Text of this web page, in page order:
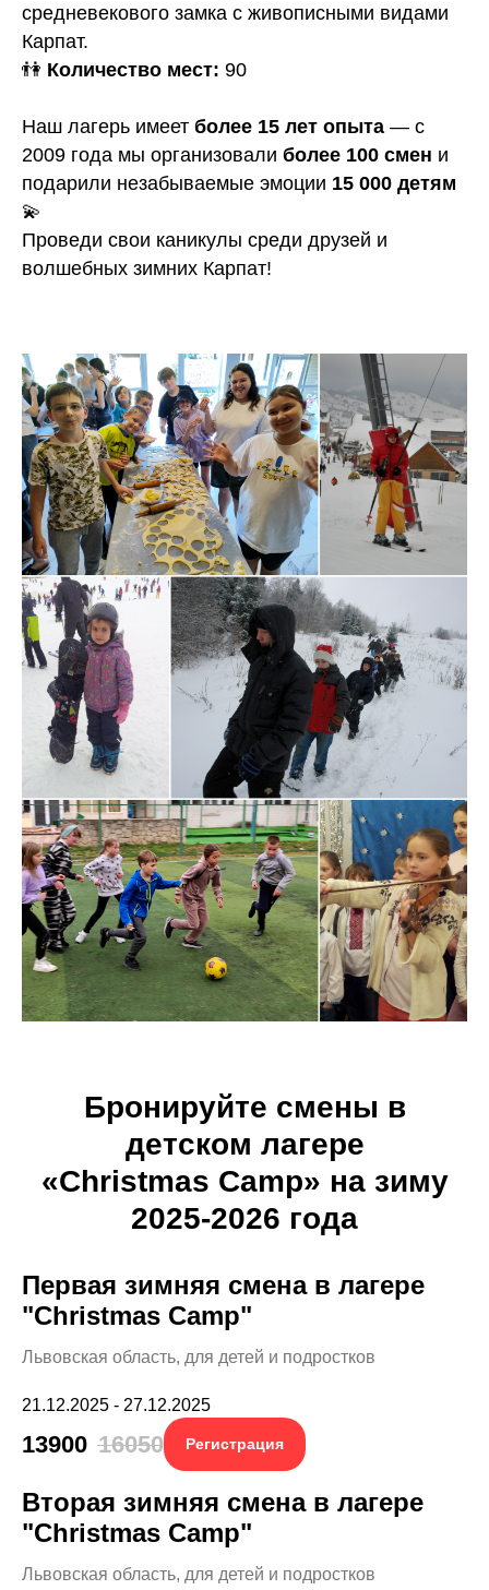
средневекового замка с живописными видами
Карпат.
👫 Количество мест: 90
Наш лагерь имеет более 15 лет опыта — с
2009 года мы организовали более 100 смен и
подарили незабываемые эмоции 15 000 детям
💫
Проведи свои каникулы среди друзей и
волшебных зимних Карпат!
Бронируйте смены в
детском лагере
«Christmas Camp» на зиму
2025-2026 года
Первая зимняя смена в лагере
"Christmas Camp"
Львовская область, для детей и подростков
21.12.2025 - 27.12.2025
13900 16050 Регистрация
Вторая зимняя смена в лагере
"Christmas Camp"
Львовская область, для детей и подростков